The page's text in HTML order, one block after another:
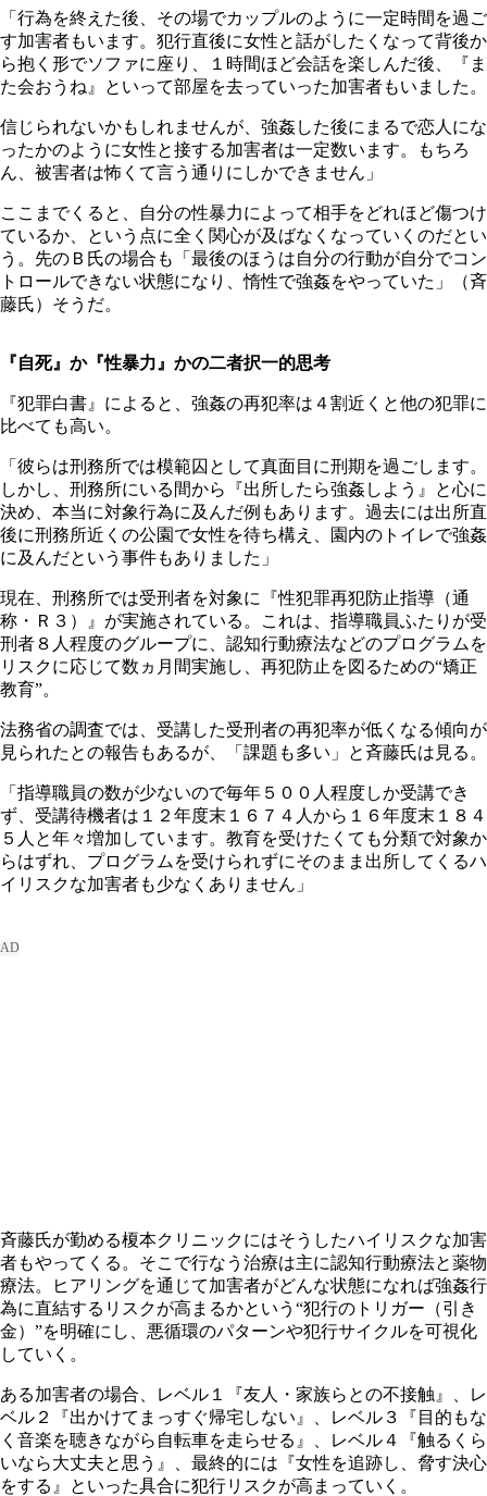
「行為を終えた後、その場でカップルのように一定時間を過ご
す加害者もいます。犯行直後に女性と話がしたくなって背後か
ら抱く形でソファに座り、１時間ほど会話を楽しんだ後、『ま
た会おうね』といって部屋を去っていった加害者もいました。
信じられないかもしれませんが、強姦した後にまるで恋人にな
ったかのように女性と接する加害者は一定数います。もちろ
ん、被害者は怖くて言う通りにしかできません」
ここまでくると、自分の性暴力によって相手をどれほど傷つけ
ているか、という点に全く関心が及ばなくなっていくのだとい
う。先のＢ氏の場合も「最後のほうは自分の行動が自分でコン
トロールできない状態になり、惰性で強姦をやっていた」（斉
藤氏）そうだ。
『自死』か『性暴力』かの二者択一的思考
『犯罪白書』によると、強姦の再犯率は４割近くと他の犯罪に
比べても高い。
「彼らは刑務所では模範囚として真面目に刑期を過ごします。
しかし、刑務所にいる間から『出所したら強姦しよう』と心に
決め、本当に対象行為に及んだ例もあります。過去には出所直
後に刑務所近くの公園で女性を待ち構え、園内のトイレで強姦
に及んだという事件もありました」
現在、刑務所では受刑者を対象に『性犯罪再犯防止指導（通
称・Ｒ３）』が実施されている。これは、指導職員ふたりが受
刑者８人程度のグループに、認知行動療法などのプログラムを
リスクに応じて数ヵ月間実施し、再犯防止を図るための“矯正
教育”。
法務省の調査では、受講した受刑者の再犯率が低くなる傾向が
見られたとの報告もあるが、「課題も多い」と斉藤氏は見る。
「指導職員の数が少ないので毎年５００人程度しか受講でき
ず、受講待機者は１２年度末１６７４人から１６年度末１８４
５人と年々増加しています。教育を受けたくても分類で対象か
らはずれ、プログラムを受けられずにそのまま出所してくるハ
イリスクな加害者も少なくありません」
斉藤氏が勤める榎本クリニックにはそうしたハイリスクな加害
者もやってくる。そこで行なう治療は主に認知行動療法と薬物
療法。ヒアリングを通じて加害者がどんな状態になれば強姦行
為に直結するリスクが高まるかという“犯行のトリガー（引き
金）”を明確にし、悪循環のパターンや犯行サイクルを可視化
していく。
ある加害者の場合、レベル１『友人・家族らとの不接触』、レ
ベル２『出かけてまっすぐ帰宅しない』、レベル３『目的もな
く音楽を聴きながら自転車を走らせる』、レベル４『触るくら
いなら大丈夫と思う』、最終的には『女性を追跡し、脅す決心
をする』といった具合に犯行リスクが高まっていく。